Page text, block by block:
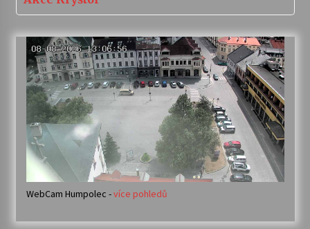
WebCam Humpolec -více pohledů